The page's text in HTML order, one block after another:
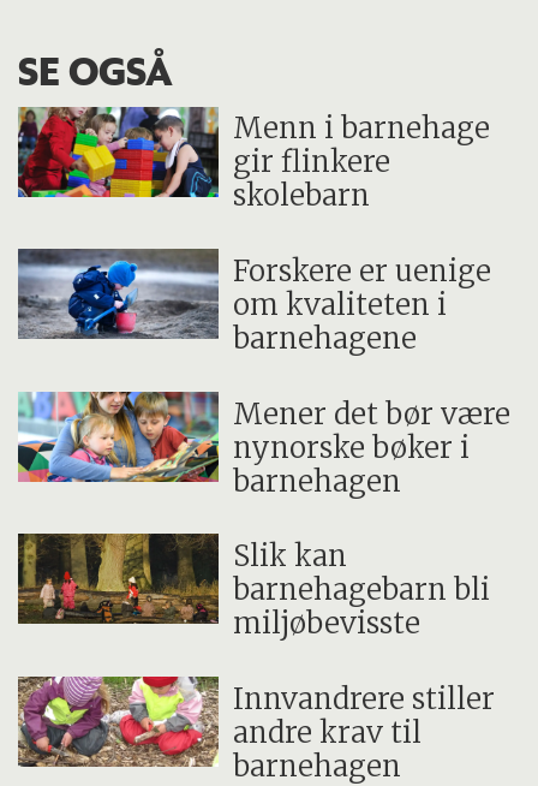
begrenset ordforråd.
SE OGSÅ
Menn i barnehage
gir flinkere
skolebarn
Forskere er uenige
om kvaliteten i
barnehagene
Mener det bør være
nynorske bøker i
barnehagen
Slik kan
barnehagebarn bli
miljøbevisste
Innvandrere stiller
andre krav til
barnehagen